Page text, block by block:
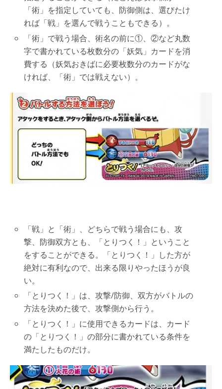
「術」を指定していても、防御側は、選びたけ
れば「戦」を選んで戦うこともできる）。
「術」で戦う場合、術名の前に①、②など丸数
字で書かれている枚数分の「妖気」カードを消
費する（妖気おきばに必要枚数分のカードがな
ければ、「術」では戦えない）。
「戦」と「術」、どちらで戦う場合にも、攻
撃、防御双方とも、「とりつく！」ということ
をすることができる。「とりつく！」した方が
絶対に有利なので、出来る限りやったほうが良
い。
「とりつく！」は、攻撃/防御、双方がバトルの
方法を決めた後で、攻撃側から行う。
「とりつく！」に使用できるカードは、カード
の「とりつく！」の部分に書かれている条件を
満たしたものだけ。